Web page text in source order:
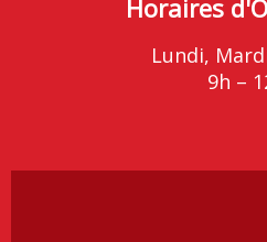
Horaires
Lundi,
9h –